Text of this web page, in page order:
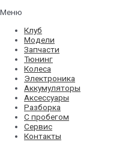
Меню
Клуб
Модели
Запчасти
Тюнинг
Колеса
Электроника
Аккумуляторы
Аксессуары
Разборка
С пробегом
Сервис
Контакты